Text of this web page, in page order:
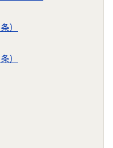
）
）